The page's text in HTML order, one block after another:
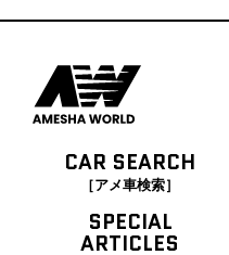
CAR SEARCH
［アメ車検索］
SPECIAL
ARTICLES